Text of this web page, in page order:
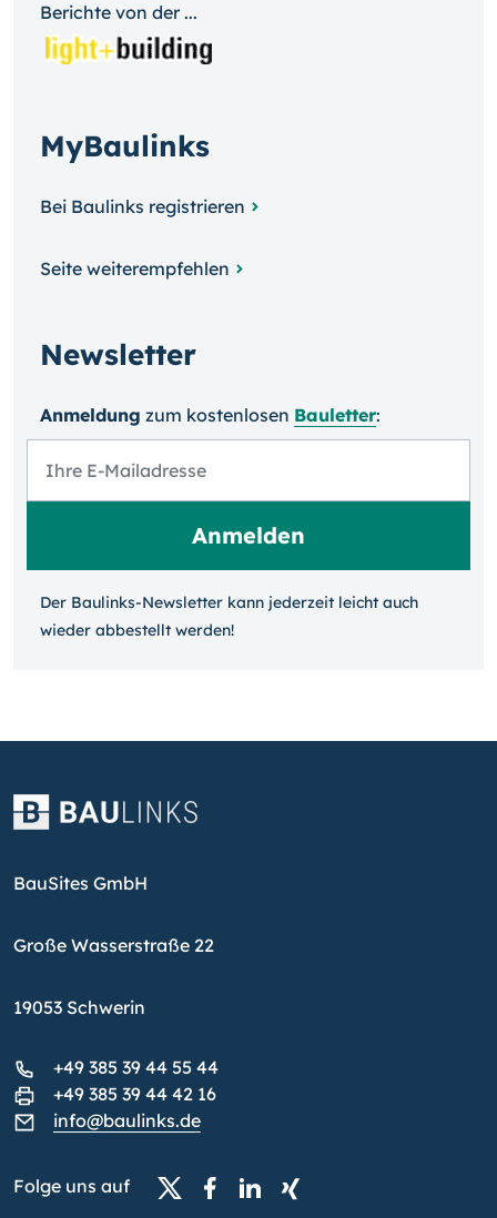
Berichte von der ...
MyBaulinks
Bei Baulinks registrieren
Seite weiterempfehlen
Newsletter
Anmeldung zum kosten­losen Bauletter:
Der Baulinks-Newsletter kann jeder­zeit leicht auch
wieder ab­bestellt werden!
BauSites GmbH
Große Wasserstraße 22
19053 Schwerin
+49 385 39 44 55 44
+49 385 39 44 42 16
info@baulinks.de
Folge uns auf